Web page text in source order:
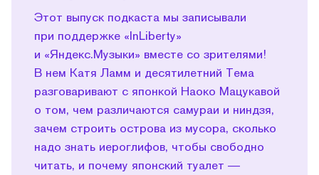
Этот выпуск подкаста мы записывали
при поддержке «InLiberty»
и «Яндекс.Музыки» вместе со зрителями!
В нем Катя Ламм и десятилетний Тема
разговаривают с японкой Наоко Мацукавой
о том, чем различаются самураи и ниндзя,
зачем строить острова из мусора, сколько
надо знать иероглифов, чтобы свободно
читать, и почему японский туалет —